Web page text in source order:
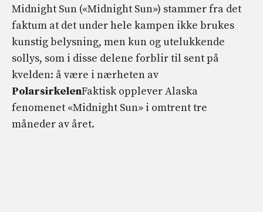
Midnight Sun («Midnight Sun») stammer fra det
faktum at det under hele kampen ikke brukes
kunstig belysning, men kun og utelukkende
sollys, som i disse delene forblir til sent på
kvelden: å være i nærheten av
PolarsirkelenFaktisk opplever Alaska
fenomenet «Midnight Sun» i omtrent tre
måneder av året.